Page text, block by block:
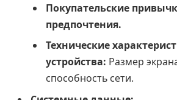
Покупательские
предпочтения.
Технические
устройства: Размер
способность сети.